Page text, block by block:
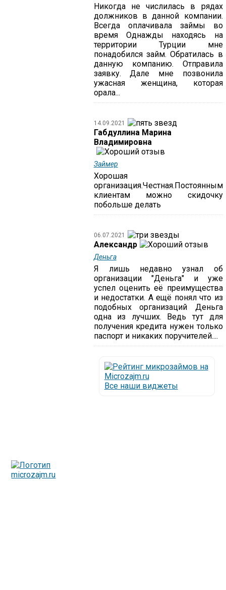
Никогда не числилась в рядах
должников в данной компании.
Всегда оплачивала займы во
время Однажды находясь на
территории Турции мне
понадобился займ. Обратилась в
данную компанию. Отправила
заявку. Дале мне позвонила
ужасная женщина, которая
орала...
14.09.2021
Габдуллина Марина
Владимировна
Займер
Хорошая
организация.Честная.Постоянным
клиентам можно скидочку
побольше делать
06.07.2021
Александр
Деньга
Я лишь недавно узнал об
организации "Деньга" и уже
успел оценить её преимущества
и недостатки. А ещё понял что из
подобных организаций Деньга
одна из лучших. Ведь тут для
получения кредита нужен только
паспорт и никаких поручителей....
Все наши виджеты